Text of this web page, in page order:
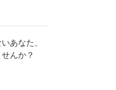
あなた、
んか？